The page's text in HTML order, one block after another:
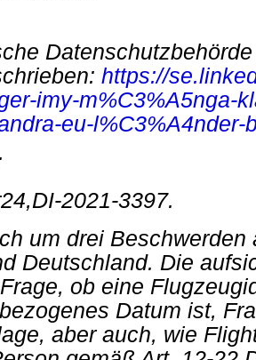
https://
imy-m%C3%A5nga-
eu-l%C3%A4nder-
2021-3397.
um drei Beschwerden
Deutschland. Die
ob eine
Datum ist,
aber auch, wie